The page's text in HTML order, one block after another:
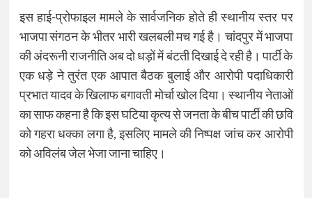
इस हाई-प्रोफाइल मामले के सार्वजनिक होते ही स्थानीय स्तर पर
भाजपा संगठन के भीतर भारी खलबली मच गई है। चांदपुर में भाजपा
की अंदरूनी राजनीति अब दो धड़ों में बंटती दिखाई दे रही है। पार्टी के
एक धड़े ने तुरंत एक आपात बैठक बुलाई और आरोपी पदाधिकारी
प्रभात यादव के खिलाफ बगावती मोर्चा खोल दिया। स्थानीय नेताओं
का साफ कहना है कि इस घटिया कृत्य से जनता के बीच पार्टी की छवि
को गहरा धक्का लगा है, इसलिए मामले की निष्पक्ष जांच कर आरोपी
को अविलंब जेल भेजा जाना चाहिए।